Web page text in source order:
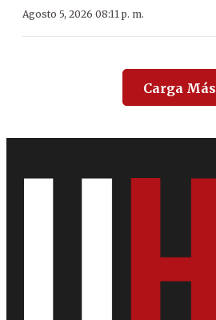
Agosto 5, 2026 08:11 p. m.
Carga Más